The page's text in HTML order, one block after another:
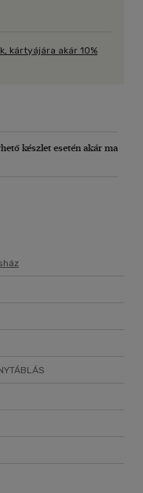
kártyájára akár 10%
készlet esetén akár ma